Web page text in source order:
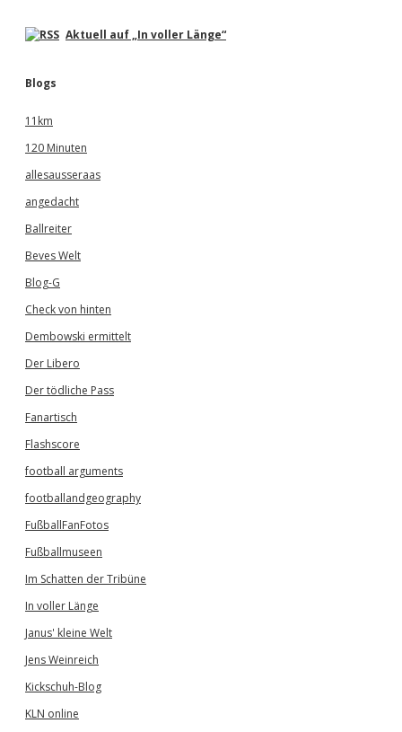
Aktuell auf „In voller Länge“
Blogs
11km
120 Minuten
allesausseraas
angedacht
Ballreiter
Beves Welt
Blog-G
Check von hinten
Dembowski ermittelt
Der Libero
Der tödliche Pass
Fanartisch
Flashscore
football arguments
footballandgeography
FußballFanFotos
Fußballmuseen
Im Schatten der Tribüne
In voller Länge
Janus' kleine Welt
Jens Weinreich
Kickschuh-Blog
KLN online